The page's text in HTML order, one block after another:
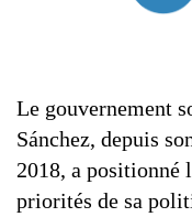
Le gouvernement
Sánchez, depuis
2018, a positionné
priorités de sa